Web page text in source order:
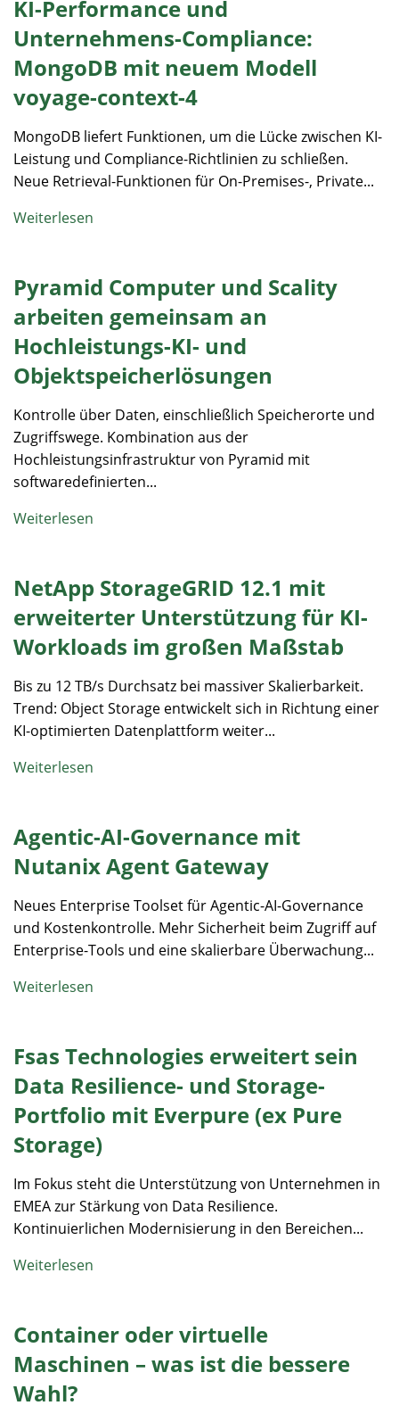
KI-Performance und
Unternehmens-Compliance:
MongoDB mit neuem Modell
voyage-context-4
MongoDB liefert Funktionen, um die Lücke zwischen KI-
Leistung und Compliance-Richtlinien zu schließen.
Neue Retrieval-Funktionen für On-Premises-, Private...
Weiterlesen
Pyramid Computer und Scality
arbeiten gemeinsam an
Hochleistungs-KI- und
Objektspeicherlösungen
Kontrolle über Daten, einschließlich Speicherorte und
Zugriffswege. Kombination aus der
Hochleistungsinfrastruktur von Pyramid mit
softwaredefinierten...
Weiterlesen
NetApp StorageGRID 12.1 mit
erweiterter Unterstützung für KI-
Workloads im großen Maßstab
Bis zu 12 TB/s Durchsatz bei massiver Skalierbarkeit.
Trend: Object Storage entwickelt sich in Richtung einer
KI-optimierten Datenplattform weiter...
Weiterlesen
Agentic-AI-Governance mit
Nutanix Agent Gateway
Neues Enterprise Toolset für Agentic-AI-Governance
und Kostenkontrolle. Mehr Sicherheit beim Zugriff auf
Enterprise-Tools und eine skalierbare Überwachung...
Weiterlesen
Fsas Technologies erweitert sein
Data Resilience- und Storage-
Portfolio mit Everpure (ex Pure
Storage)
Im Fokus steht die Unterstützung von Unternehmen in
EMEA zur Stärkung von Data Resilience.
Kontinuierlichen Modernisierung in den Bereichen...
Weiterlesen
Container oder virtuelle
Maschinen – was ist die bessere
Wahl?